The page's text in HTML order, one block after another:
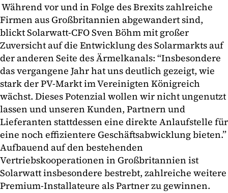
Während vor und in Folge des Brexits zahlreiche
Firmen aus Großbritannien abgewandert sind,
blickt Solarwatt-CFO Sven Böhm mit großer
Zuversicht auf die Entwicklung des Solarmarkts auf
der anderen Seite des Ärmelkanals: “Insbesondere
das vergangene Jahr hat uns deutlich gezeigt, wie
stark der PV-Markt im Vereinigten Königreich
wächst. Dieses Potenzial wollen wir nicht ungenutzt
lassen und unseren Kunden, Partnern und
Lieferanten stattdessen eine direkte Anlaufstelle für
eine noch effizientere Geschäftsabwicklung bieten.”
Aufbauend auf den bestehenden
Vertriebskooperationen in Großbritannien ist
Solarwatt insbesondere bestrebt, zahlreiche weitere
Premium-Installateure als Partner zu gewinnen.